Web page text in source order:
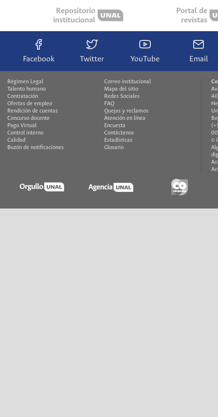
Repositorio
institucional
Portal de
revistas
Facebook Twitter YouTube Email
Régimen Legal
Talento humano
Contratación
Ofertas de empleo
Rendición de cuentas
Concurso docente
Pago Virtual
Control interno
Calidad
Buzón de notificaciones
Correo institucional
Mapa del sitio
Redes Sociales
FAQ
Quejas y reclamos
Atención en línea
Encuesta
Contáctenos
Estadísticas
Glosario
©